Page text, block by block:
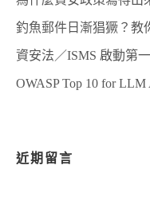
釣魚郵件日漸猖獗？教
資安法／ISMS 啟動第
OWASP Top 10 for LLM
近期留言